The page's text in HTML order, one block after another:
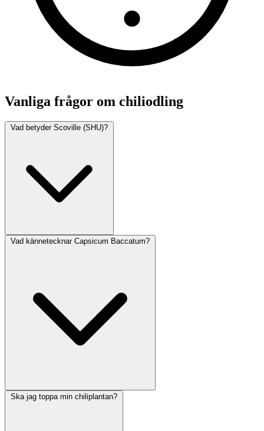
Vanliga frågor om chiliodling
Vad betyder Scoville (SHU)?
Vad kännetecknar Capsicum Baccatum?
Ska jag toppa min chiliplantan?